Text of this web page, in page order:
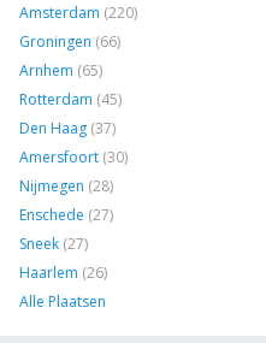
Amsterdam (220)
Groningen (66)
Arnhem (65)
Rotterdam (45)
Den Haag (37)
Amersfoort (30)
Nijmegen (28)
Enschede (27)
Sneek (27)
Haarlem (26)
Alle Plaatsen